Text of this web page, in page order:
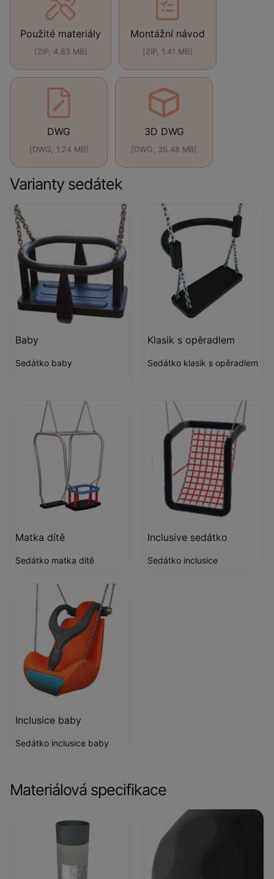
Použité materiály
[ZIP, 4.83 MB]
Montážní návod
[ZIP, 1.41 MB]
DWG
[DWG, 1.24 MB]
3D DWG
[DWG, 35.48 MB]
Varianty sedátek
Baby
Sedátko baby
Klasik s opěradlem
Sedátko klasik s opěradlem
Matka dítě
Sedátko matka dítě
Inclusive sedátko
Sedátko inclusice
Inclusice baby
Sedátko inclusice baby
Materiálová specifikace